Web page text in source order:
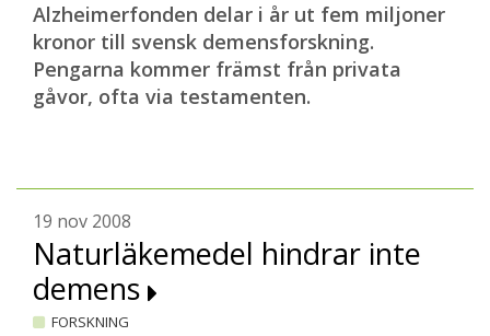
Alzheimerfonden delar i år ut fem miljoner
kronor till svensk demensforskning.
Pengarna kommer främst från privata
gåvor, ofta via testamenten.
19 nov 2008
Naturläkemedel hindrar inte
demens
FORSKNING